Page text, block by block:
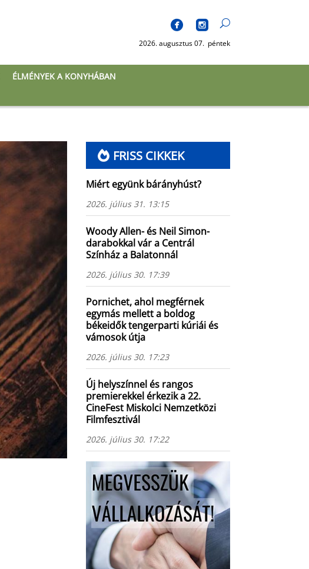
2026. augusztus 07. péntek
ÉLMÉNYEK A KONYHÁBAN
FRISS CIKKEK
Miért együnk bárányhúst?
2026. július 31. 13:15
Woody Allen- és Neil Simon-
darabokkal vár a Centrál
Színház a Balatonnál
2026. július 30. 17:39
Pornichet, ahol megférnek
egymás mellett a boldog
békeidők tengerparti kúriái és
vámosok útja
2026. július 30. 17:23
Új helyszínnel és rangos
premierekkel érkezik a 22.
CineFest Miskolci Nemzetközi
Filmfesztivál
2026. július 30. 17:22